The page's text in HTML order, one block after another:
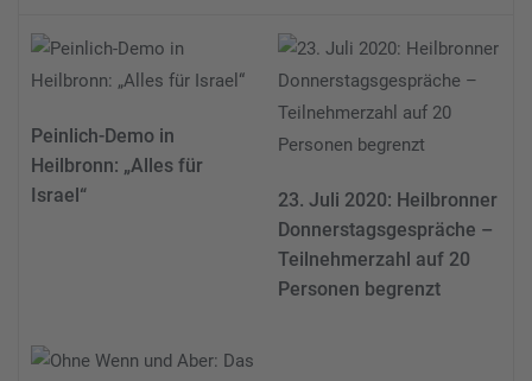
Peinlich-Demo in
Heilbronn: „Alles für
Israel“
23. Juli 2020: Heilbronner
Donnerstagsgespräche –
Teilnehmerzahl auf 20
Personen begrenzt